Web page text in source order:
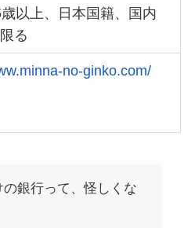
以上、日本国籍、国内
る
no-ginko.com/
の銀行って、怪しくな